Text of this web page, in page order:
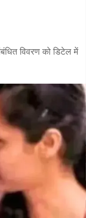
विवरण को डिटेल में